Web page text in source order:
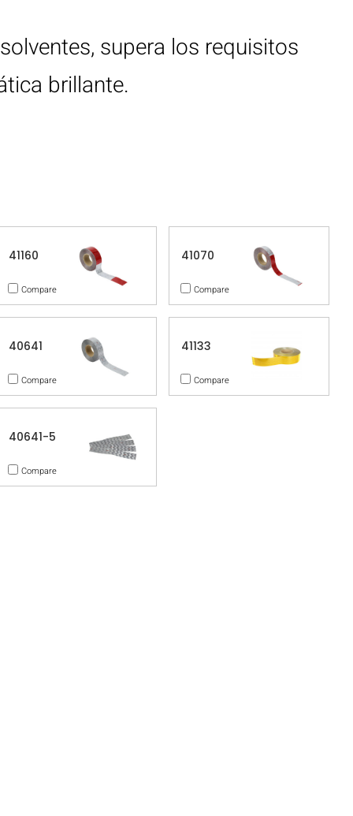
supera los requisitos
brillante.
41160
Compare
41070
Compare
40641
Compare
41133
Compare
40641-5
Compare